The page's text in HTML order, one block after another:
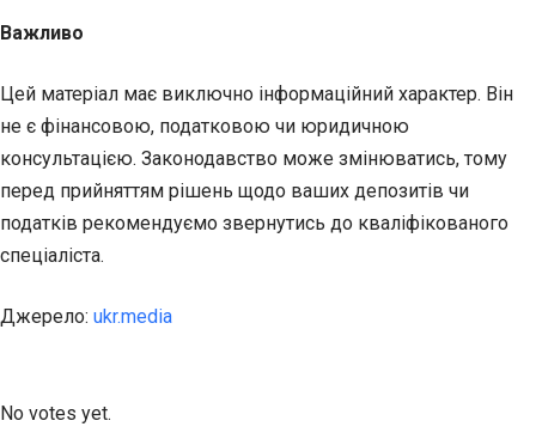
Важливо
Цей матеріал має виключно інформаційний характер. Він
не є фінансовою, податковою чи юридичною
консультацією. Законодавство може змінюватись, тому
перед прийняттям рішень щодо ваших депозитів чи
податків рекомендуємо звернутись до кваліфікованого
спеціаліста.
Джерело: ukr.media
No votes yet.